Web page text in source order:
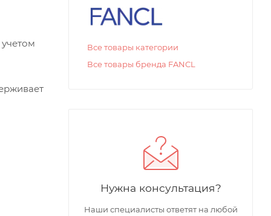
Все товары категории
Все товары бренда FANCL
Нужна консультация?
Наши специалисты ответят на любой